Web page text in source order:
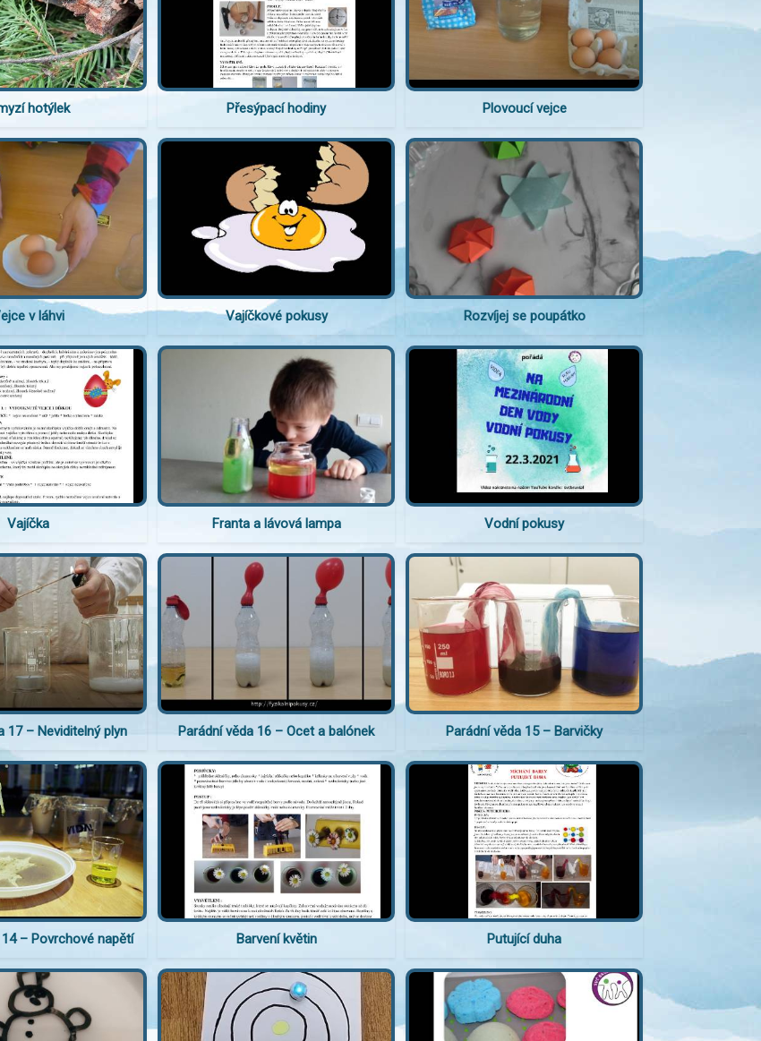
hotýlek Přesýpací hodiny Plovoucí vejce
v láhvi Vajíčkové pokusy Rozvíjej se poupátko
Vajíčka Franta a lávová lampa Vodní pokusy
17 – Neviditelný plyn Parádní věda 16 – Ocet a balónek Parádní věda 15 – Barvičky
– Povrchové napětí Barvení květin Putující duha